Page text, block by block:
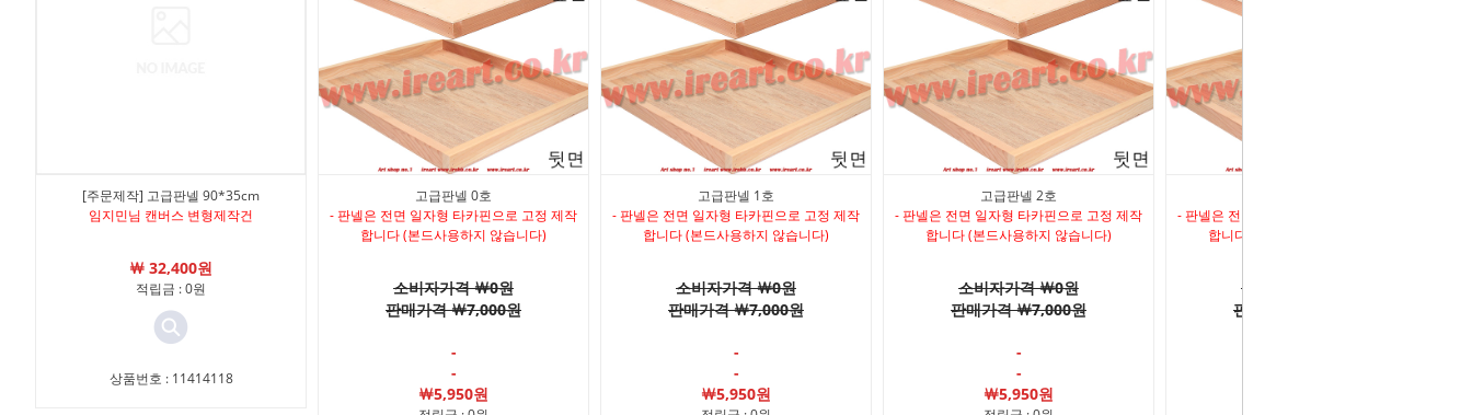
[주문제작] 고급판넬 90*35cm
임지민님 캔버스 변형제작건
￦ 32,400원
적립금 : 0원
상품번호 : 11414118
고급판넬 0호
- 판넬은 전면 일자형 타카핀으로 고정 제작
합니다 (본드사용하지 않습니다)
소비자가격 ￦0원
판매가격 ￦7,000원
-
-
￦5,950원
고급판넬 1호
- 판넬은 전면 일자형 타카핀으로 고정 제작
합니다 (본드사용하지 않습니다)
소비자가격 ￦0원
판매가격 ￦7,000원
-
-
￦5,950원
고급판넬 2호
- 판넬은 전면 일자형 타카핀으로 고정 제작
합니다 (본드사용하지 않습니다)
소비자가격 ￦0원
판매가격 ￦7,000원
-
-
￦5,950원
- 판넬은 전면 일자형 타카핀으로 고정 제작
합니다 (본드사용하지 않습니다)
소비자가격 ￦0원
판매가격 ￦7,000원